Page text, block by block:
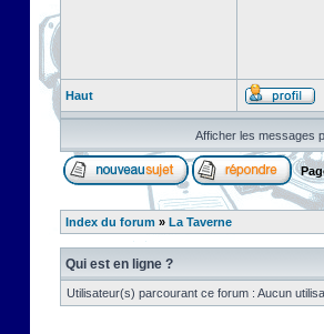
Haut
Afficher les messages
Index du forum » La Taverne
Qui est en ligne ?
Utilisateur(s) parcourant ce forum : Aucun